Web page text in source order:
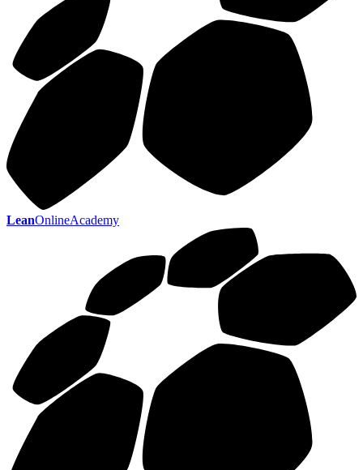
LeanOnlineAcademy